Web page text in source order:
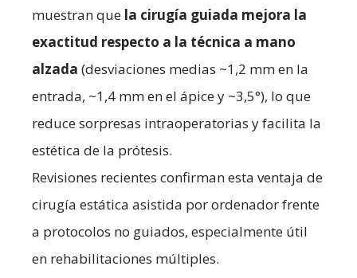
muestran que la cirugía guiada mejora la
exactitud respecto a la técnica a mano
alzada (desviaciones medias ~1,2 mm en la
entrada, ~1,4 mm en el ápice y ~3,5°), lo que
reduce sorpresas intraoperatorias y facilita la
estética de la prótesis.
Revisiones recientes confirman esta ventaja de
cirugía estática asistida por ordenador frente
a protocolos no guiados, especialmente útil
en rehabilitaciones múltiples.